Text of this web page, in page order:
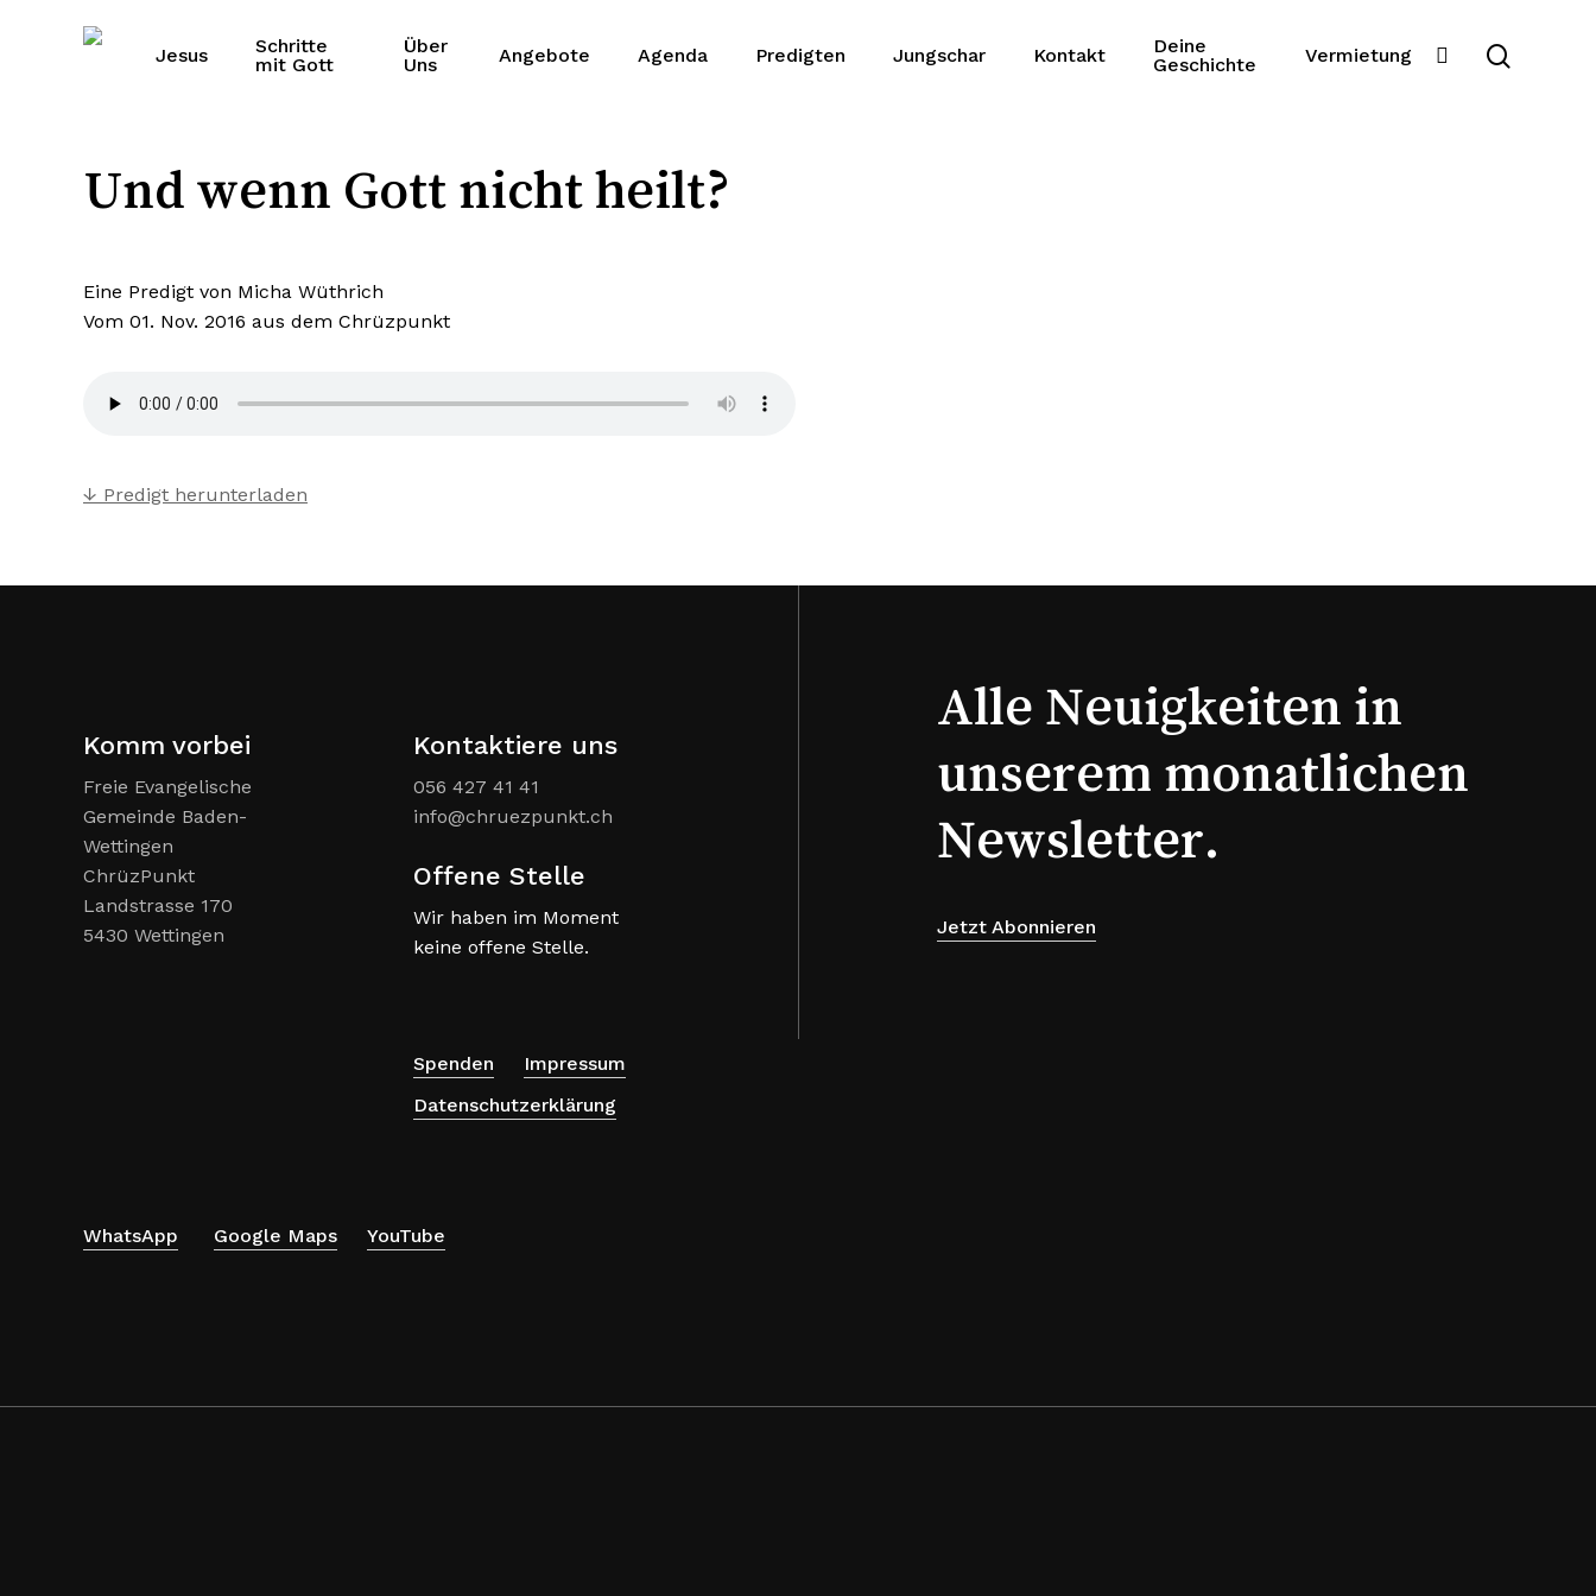
Jesus
Schritte
mit Gott
Über
Uns
Angebote Agenda Predigten Jungschar Kontakt
Deine
Geschichte
Vermietung slack
Und wenn Gott nicht heilt?
Eine Predigt von Micha Wüthrich
Vom 01. Nov. 2016 aus dem Chrüzpunkt
↓ Predigt herunterladen
Komm vorbei
Freie Evangelische
Gemeinde Baden-
Wettingen
ChrüzPunkt
Landstrasse 170
5430 Wettingen
Kontaktiere uns
056 427 41 41
info@chruezpunkt.ch
Offene Stelle
Wir haben im Moment
keine offene Stelle.
Spenden
Impressum
Datenschutzerklärung
WhatsApp Google Maps YouTube
Alle Neuigkeiten in
unserem monatlichen
Newsletter.
Jetzt Abonnieren